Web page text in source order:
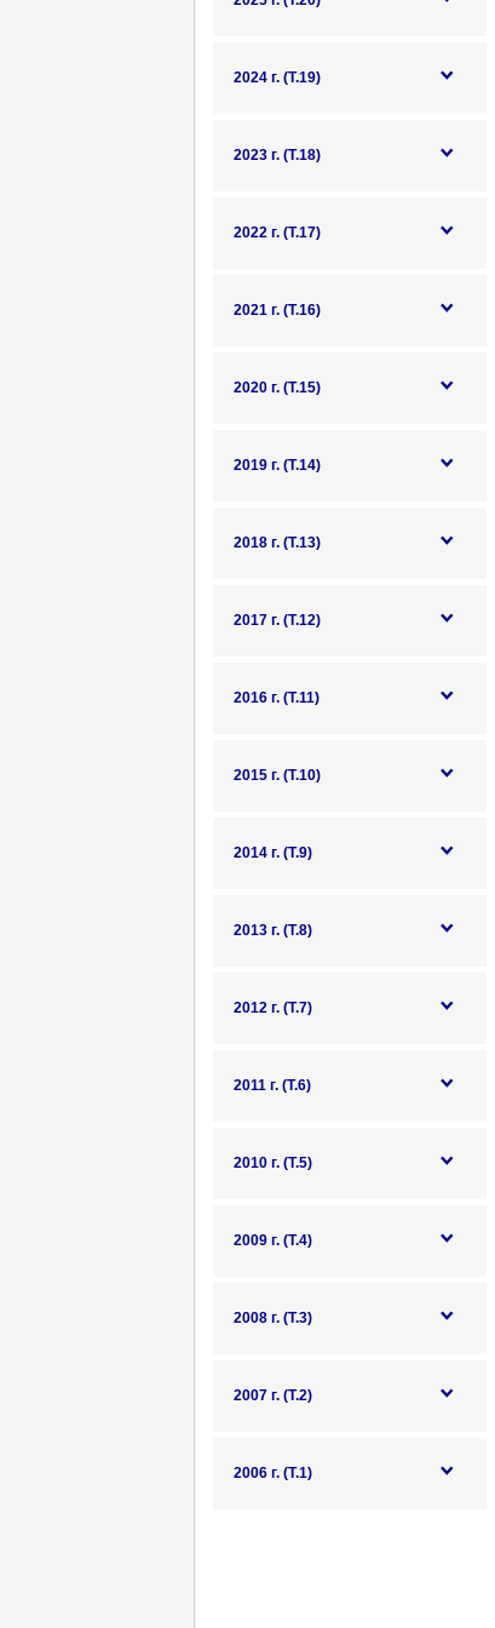
2024 г. (Т.19)
2023 г. (Т.18)
2022 г. (Т.17)
2021 г. (Т.16)
2020 г. (Т.15)
2019 г. (Т.14)
2018 г. (Т.13)
2017 г. (Т.12)
2016 г. (Т.11)
2015 г. (Т.10)
2014 г. (Т.9)
2013 г. (Т.8)
2012 г. (Т.7)
2011 г. (Т.6)
2010 г. (Т.5)
2009 г. (Т.4)
2008 г. (Т.3)
2007 г. (Т.2)
2006 г. (Т.1)